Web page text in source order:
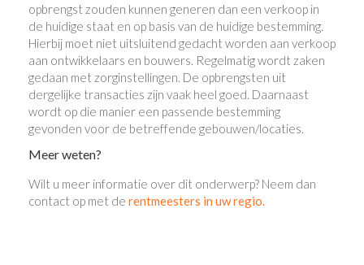
opbrengst zouden kunnen generen dan een verkoop in
de huidige staat en op basis van de huidige bestemming.
Hierbij moet niet uitsluitend gedacht worden aan verkoop
aan ontwikkelaars en bouwers. Regelmatig wordt zaken
gedaan met zorginstellingen. De opbrengsten uit
dergelijke transacties zijn vaak heel goed. Daarnaast
wordt op die manier een passende bestemming
gevonden voor de betreffende gebouwen/locaties.
Meer weten?
Wilt u meer informatie over dit onderwerp? Neem dan
contact op met de rentmeesters in uw regio.